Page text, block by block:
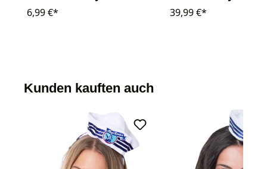
6,99 €*
39,99 €*
Kunden kauften auch